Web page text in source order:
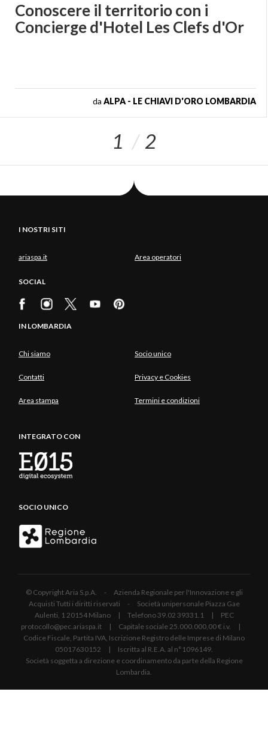
Conoscere il territoriocon i
Concierged'Hotel Les Clefs d'Or
da ALPA - LE CHIAVI D'ORO LOMBARDIA
1 2
I NOSTRI SITI
ariaspa.it Area operatori
SOCIAL
IN LOMBARDIA
Chi siamo Socio unico
Contatti Privacy e Cookies
Area stampa Termini e condizioni
INTEGRATO CON
SOCIO UNICO
© Copyright Aria S.p.A. - Azienda Regionale per l'Innovazione e gli
Acquisti Tutti i diritti riservati - Società unipersonale Piazza Gae
Aulenti, 1 20154 Milano | Telefono 39.02 39331.1 | PEC
protocollo@pec.ariaspa.it | Capitale sociale 25.000.000,00 € i.v. |
Codice Fiscale, Partita IVA, Iscrizione Registro delle Imprese di Milano
05017630152 | Iscritta al R.E.A. al n°1096149.
Società soggetta a direzione e coordinamento da parte della Regione
Lombardia.